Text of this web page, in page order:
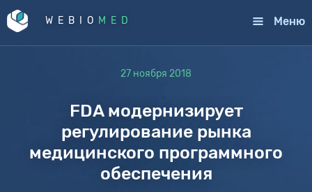
WEBIO MED Меню
27 ноября 2018
FDA модернизирует
регулирование рынка
медицинского программного
обеспечения